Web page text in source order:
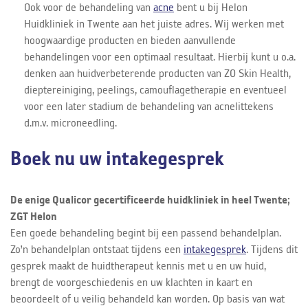
Ook voor de behandeling van acne bent u bij Helon
Huidkliniek in Twente aan het juiste adres. Wij werken met
hoogwaardige producten en bieden aanvullende
behandelingen voor een optimaal resultaat. Hierbij kunt u o.a.
denken aan huidverbeterende producten van ZO Skin Health,
dieptereiniging, peelings, camouflagetherapie en eventueel
voor een later stadium de behandeling van acnelittekens
d.m.v. microneedling.
Boek nu uw intakegesprek
De enige Qualicor gecertificeerde huidkliniek in heel Twente;
ZGT Helon
Een goede behandeling begint bij een passend behandelplan.
Zo’n behandelplan ontstaat tijdens een intakegesprek. Tijdens dit
gesprek maakt de huidtherapeut kennis met u en uw huid,
brengt de voorgeschiedenis en uw klachten in kaart en
beoordeelt of u veilig behandeld kan worden. Op basis van wat